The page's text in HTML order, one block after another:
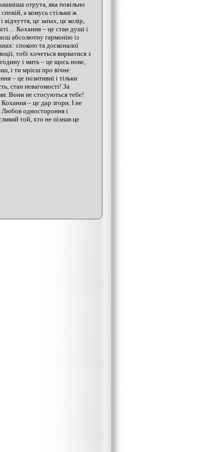
отрута, яка повільно
а комусь стільки ж
це запах, це колір,
Кохання – це стан душі і
абсолютну гармонію із
спокою та досконалої
тобі хочеться вирватися з
і мить – це щось нове,
і ти мрієш про вічне
– це позитивні і тільки
стан невагомості! За
Вони не стосуються тебе!
– це дар згори. І не
Любов одностороння і
той, хто не пізнав це